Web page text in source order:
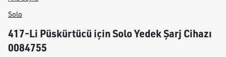
Solo
417-Li Püskürtücü için Solo Yedek Şarj Cihazı
0084755